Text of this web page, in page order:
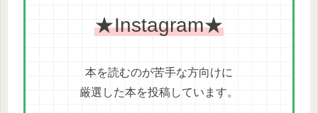
★Instagram★
本を読むのが苦手な方向けに
厳選した本を投稿しています。